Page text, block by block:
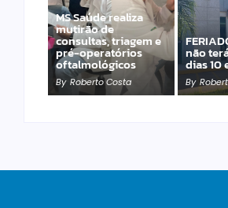
MS Saúde realiza
mutirão de
consultas, triagem e
pré-operatórios
oftalmológicos
By Roberto Costa
não
dias 10
By
Laranja azeda atrai
investimento
francês para
produção de óleos
essenciais
By Roberto Costa